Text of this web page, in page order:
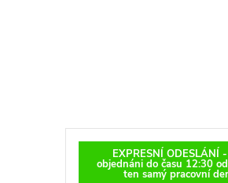
EXPRESNÍ ODESLÁNÍ
objednáni do času 12:30
ten samý pracovní